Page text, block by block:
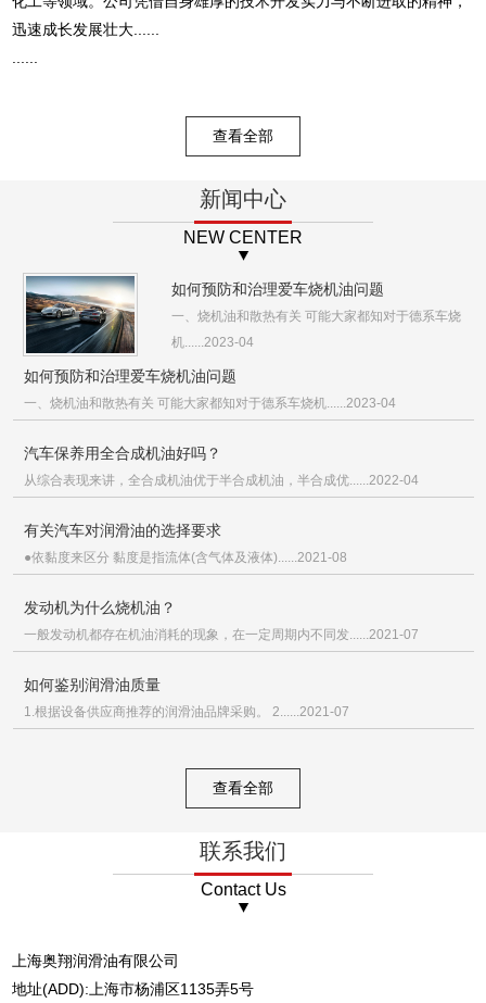
迅速成长发展壮大......
查看全部
新闻中心
NEW CENTER
如何预防和治理爱车烧机油问题
一、烧机油和散热有关 可能大家都知对于德系车烧
机......2023-04
如何预防和治理爱车烧机油问题
一、烧机油和散热有关 可能大家都知对于德系车烧机......2023-04
汽车保养用全合成机油好吗？
从综合表现来讲，全合成机油优于半合成机油，半合成优......2022-04
有关汽车对润滑油的选择要求
●依黏度来区分 黏度是指流体(含气体及液体)......2021-08
发动机为什么烧机油？
一般发动机都存在机油消耗的现象，在一定周期内不同发......2021-07
如何鉴别润滑油质量
1.根据设备供应商推荐的润滑油品牌采购。 2......2021-07
查看全部
联系我们
Contact Us
上海奥翔润滑油有限公司
地址(ADD):上海市杨浦区1135弄5号